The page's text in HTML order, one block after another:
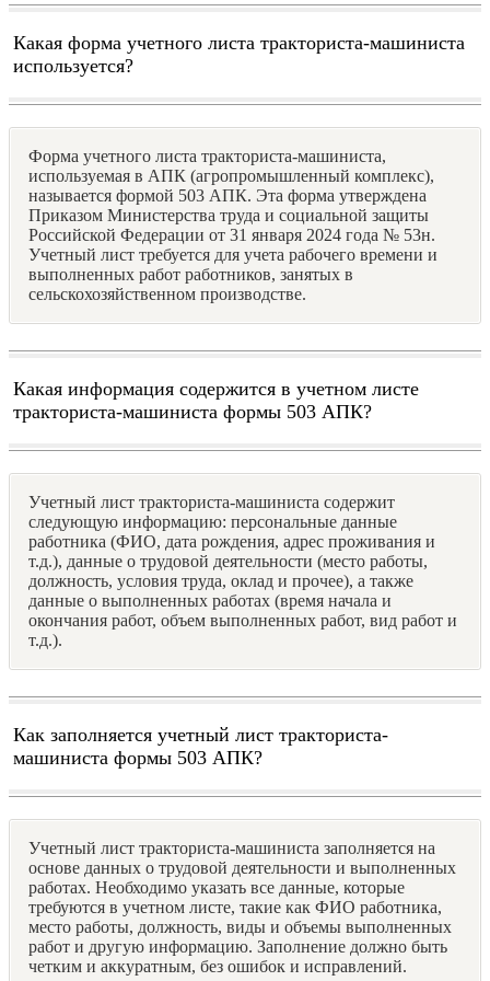
Какая форма учетного листа тракториста-машиниста
используется?
Форма учетного листа тракториста-машиниста,
используемая в АПК (агропромышленный комплекс),
называется формой 503 АПК. Эта форма утверждена
Приказом Министерства труда и социальной защиты
Российской Федерации от 31 января 2024 года № 53н.
Учетный лист требуется для учета рабочего времени и
выполненных работ работников, занятых в
сельскохозяйственном производстве.
Какая информация содержится в учетном листе
тракториста-машиниста формы 503 АПК?
Учетный лист тракториста-машиниста содержит
следующую информацию: персональные данные
работника (ФИО, дата рождения, адрес проживания и
т.д.), данные о трудовой деятельности (место работы,
должность, условия труда, оклад и прочее), а также
данные о выполненных работах (время начала и
окончания работ, объем выполненных работ, вид работ и
т.д.).
Как заполняется учетный лист тракториста-
машиниста формы 503 АПК?
Учетный лист тракториста-машиниста заполняется на
основе данных о трудовой деятельности и выполненных
работах. Необходимо указать все данные, которые
требуются в учетном листе, такие как ФИО работника,
место работы, должность, виды и объемы выполненных
работ и другую информацию. Заполнение должно быть
четким и аккуратным, без ошибок и исправлений.